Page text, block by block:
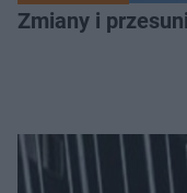
Zmiany i